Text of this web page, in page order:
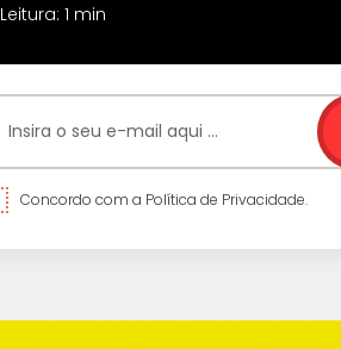
Leitura: 1 min
Concordo com a Política de Privacidade.